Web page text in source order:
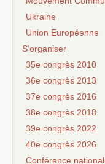
Ukraine
Union Européenne
S’organiser
35e congrès 2010
36e congrès 2013
37e congrès 2016
38e congrès 2018
39e congrès 2022
40e congrès 2026
Conférence